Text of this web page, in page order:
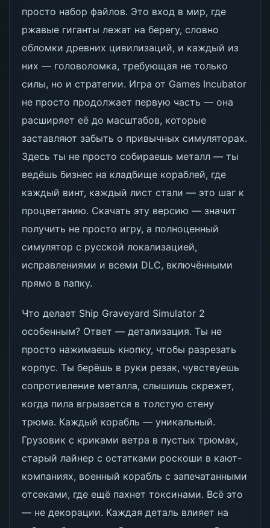
просто набор файлов. Это вход в мир, где
ржавые гиганты лежат на берегу, словно
обломки древних цивилизаций, и каждый из
них — головоломка, требующая не только
силы, но и стратегии. Игра от Games Incubator
не просто продолжает первую часть — она
расширяет её до масштабов, которые
заставляют забыть о привычных симуляторах.
Здесь ты не просто собираешь металл — ты
ведёшь бизнес на кладбище кораблей, где
каждый винт, каждый лист стали — это шаг к
процветанию. Скачать эту версию — значит
получить не просто игру, а полноценный
симулятор с русской локализацией,
исправлениями и всеми DLC, включёнными
прямо в папку.
Что делает Ship Graveyard Simulator 2
особенным? Ответ — детализация. Ты не
просто нажимаешь кнопку, чтобы разрезать
корпус. Ты берёшь в руки резак, чувствуешь
сопротивление металла, слышишь скрежет,
когда пила вгрызается в толстую стену
трюма. Каждый корабль — уникальный.
Грузовик с криками ветра в пустых трюмах,
старый лайнер с остатками роскоши в кают-
компаниях, военный корабль с запечатанными
отсеками, где ещё пахнет токсинами. Всё это
— не декорации. Каждая деталь влияет на